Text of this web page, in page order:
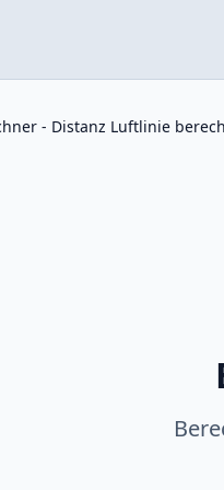
- Distanz Luftlinie